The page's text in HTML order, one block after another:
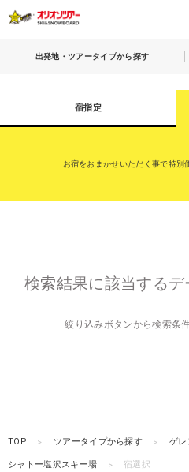
出発地・ツアータイプから探す
宿指定
お宿をおまかせいただく事で特別
検索結果に該当するデ
絞り込みボタンから検索条
TOP ツアータイプから探す ゲレ
シャトー塩沢スキー場 宿選択